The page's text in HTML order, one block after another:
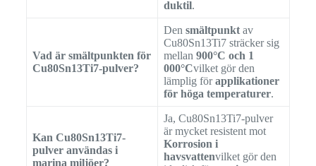
duktil.
Vad är smältpunkten för
Cu80Sn13Ti7-pulver?
Den smältpunktav
Cu80Sn13Ti7 sträcker sig
mellan 900°C och 1
000°Cvilket gör den
lämplig förapplikationer
för höga temperaturer.
Kan Cu80Sn13Ti7-
pulver användas i
marina miljöer?
Ja, Cu80Sn13Ti7-pulver
är mycket resistent mot
Korrosion i
havsvattenvilket gör den